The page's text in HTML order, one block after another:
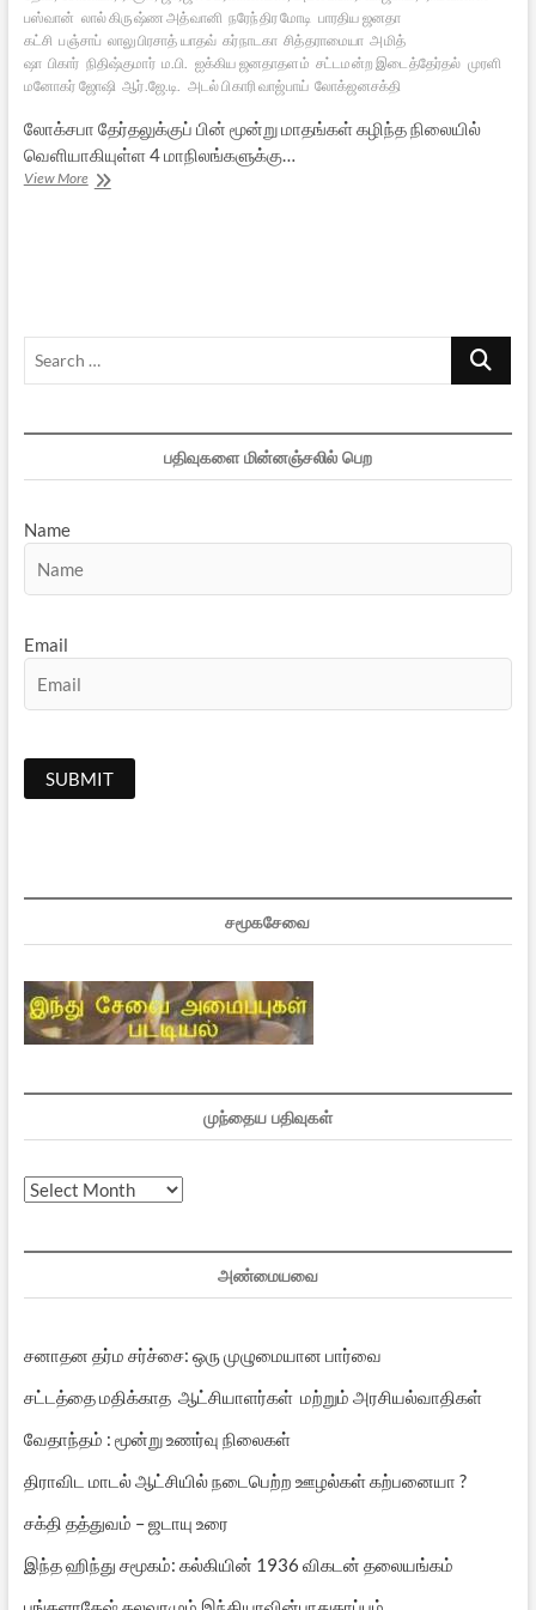
பஸ்வான் லால் கிருஷ்ண அத்வானி நரேந்திர மோடி பாரதிய ஜனதா
கட்சி பஞ்சாப் லாலுபிரசாத் யாதவ் கர்நாடகா சித்தராமையா அமித்
ஷா பிகார் நிதிஷ்குமார் ம.பி. ஐக்கிய ஜனதாதளம் சட்டமன்ற இடைத்தேர்தல் முரளி
மனோகர் ஜோஷி ஆர்.ஜே.டி. அடல் பிகாரி வாஜ்பாய் லோக்ஜனசக்தி
லோக்சபா தேர்தலுக்குப் பின் மூன்று மாதங்கள் கழிந்த நிலையில்
வெளியாகியுள்ள 4 மாநிலங்களுக்கு…
View Moreஇடைத்தேர்தல்
Search
பதிவுகளை மின்னஞ்சலில் பெற
Name
Email
சமூகசேவை
முந்தைய பதிவுகள்
முந்தைய
அண்மையவை
சனாதன தர்ம சர்ச்சை: ஒரு முழுமையான பார்வை
சட்டத்தை மதிக்காத ஆட்சியாளர்கள் மற்றும் அரசியல்வாதிகள்
வேதாந்தம் : மூன்று உணர்வு நிலைகள்
திராவிட மாடல் ஆட்சியில் நடைபெற்ற ஊழல்கள் கற்பனையா ?
சக்தி தத்துவம் – ஜடாயு உரை
இந்த ஹிந்து சமூகம்: கல்கியின் 1936 விகடன் தலையங்கம்